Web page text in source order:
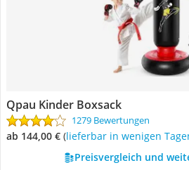
Qpau Kinder Boxsack
1279 Bewertungen
ab 144,00 € ( Lieferbar in wenigen
Preisvergleich und